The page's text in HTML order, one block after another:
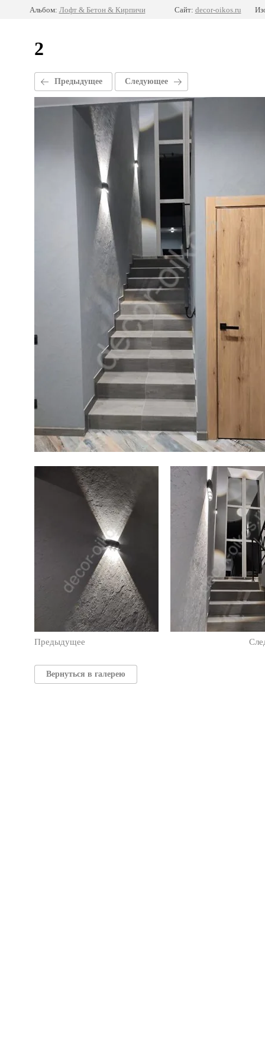
Альбом: Лофт & Бетон & Кирпичи Сайт: decor-oikos.ru
2
Предыдущее Следующее
Предыдущее
Вернуться в галерею